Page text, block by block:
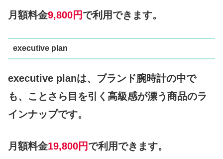
月額料金9,800円で利用できます。
executive plan
executive planは、ブランド腕時計の中で
も、ことさら目を引く高級感が漂う商品のラ
インナップです。
月額料金19,800円で利用できます。